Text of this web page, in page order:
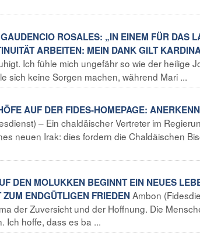
ROSALES: „IN EINEM FÜR DAS
ARBEITEN: MEIN DANK GILT
Ich fühle mich ungefähr so wie der heilige
sich keine Sorgen machen, während Mari ...
AUF DER FIDES-HOMEPAGE:
– Ein chaldäischer Vertreter im
neuen Irak: dies fordern die Chaldäischen
DEN MOLUKKEN BEGINNT EIN NEUES
ENDGÜTLIGEN FRIEDENAmbon
der Zuversicht und der Hoffnung. Die
Ich hoffe, dass es ba ...